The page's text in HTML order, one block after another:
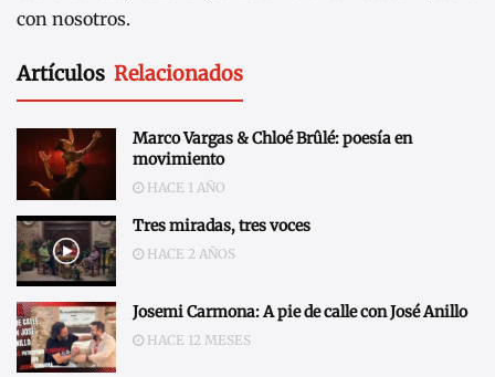
con nosotros.
Artículos Relacionados
Marco Vargas & Chloé Brûlé: poesía en
movimiento
HACE 1 AÑO
Tres miradas, tres voces
HACE 2 AÑOS
Josemi Carmona: A pie de calle con José Anillo
HACE 12 MESES